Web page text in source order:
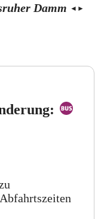
Damm ◄ ►
:
Bus